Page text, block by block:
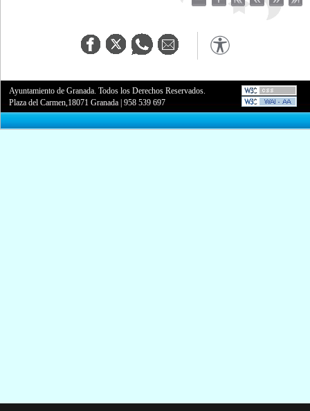
Ayuntamiento de Granada. Todos los Derechos Reservados.
Plaza del Carmen,18071 Granada |958 539 697